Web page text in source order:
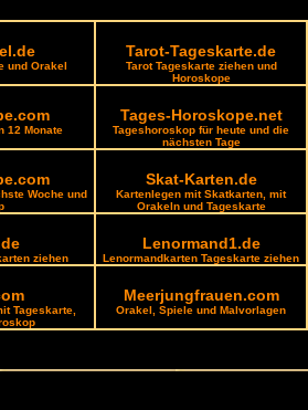
und Orakel
Tarot-Tageskarte.de
Tarot Tageskarte ziehen und
Horoskope
12 Monate
Tages-Horoskope.net
Tageshoroskop für heute und die
nächsten Tage
Woche und
Skat-Karten.de
Kartenlegen mit Skatkarten, mit
Orakeln und Tageskarte
ziehen
Lenormand1.de
Lenormandkarten Tageskarte ziehen
Tageskarte,
Meerjungfrauen.com
Orakel, Spiele und Malvorlagen